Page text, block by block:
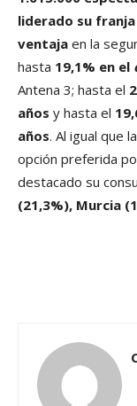
liderado su
ventaja en la
hasta 19,1% en el
Antena 3; hasta el
años y hasta el
años. Al igual que
opción preferida
destacado su
(21,3%), Murcia